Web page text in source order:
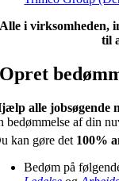
i virksomheden,
til
Opret
alle jobsøgende
bedømmelse af din
kan gøre det 100%
Bedøm på